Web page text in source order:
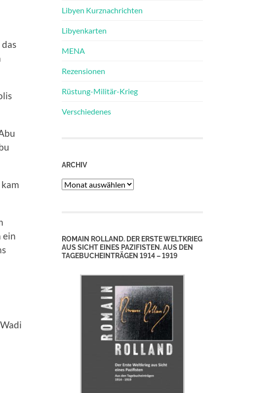
ein
Libyen Kurznachrichten
Libyenkarten
MENA
Rezensionen
Rüstung-Militär-Krieg
Verschiedenes
ARCHIV
Archiv
ROMAIN ROLLAND. DER ERSTE WELTKRIEG
AUS SICHT EINES PAZIFISTEN. AUS DEN
TAGEBUCHEINTRÄGEN 1914 – 1919